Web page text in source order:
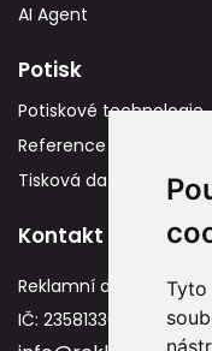
Tyto
AI Agent
Potisk
Potiskové technologie
Reference
Tisková data
Kontakt
Reklamní dárky
IČ: 23581336